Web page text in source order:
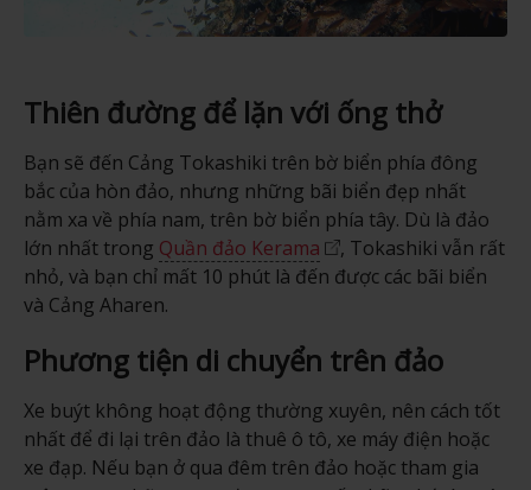
Thiên đường để lặn với ống thở
Bạn sẽ đến Cảng Tokashiki trên bờ biển phía đông
bắc của hòn đảo, nhưng những bãi biển đẹp nhất
nằm xa về phía nam, trên bờ biển phía tây. Dù là đảo
lớn nhất trong Quần đảo Kerama
, Tokashiki vẫn rất
nhỏ, và bạn chỉ mất 10 phút là đến được các bãi biển
và Cảng Aharen.
Phương tiện di chuyển trên đảo
Xe buýt không hoạt động thường xuyên, nên cách tốt
nhất để đi lại trên đảo là thuê ô tô, xe máy điện hoặc
xe đạp. Nếu bạn ở qua đêm trên đảo hoặc tham gia